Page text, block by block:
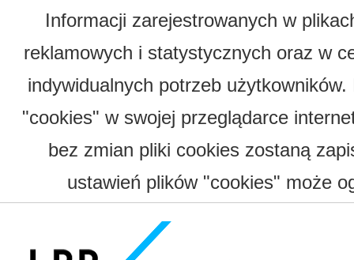
Informacji zarejestrowanych w
reklamowych i statystycznych oraz w
indywidualnych potrzeb
"cookies" w swojej przeglądarce
bez zmian pliki cookies zostaną
ustawień plików "cookies" może